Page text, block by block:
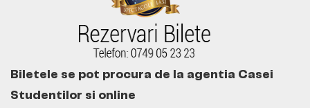
Biletele se pot procura de la agentia Casei
Studentilor si online